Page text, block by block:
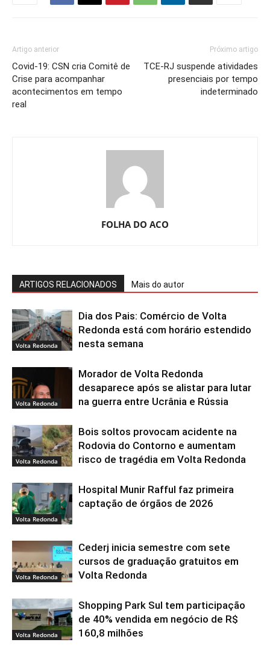
Artigo anterior
Covid-19: CSN cria Comitê de
Crise para acompanhar
acontecimentos em tempo
real
Próximo artigo
TCE-RJ suspende atividades
presenciais por tempo
indeterminado
FOLHA DO ACO
ARTIGOS RELACIONADOS Mais do autor
Volta Redonda
Dia dos Pais: Comércio de Volta
Redonda está com horário estendido
nesta semana
Volta Redonda
Morador de Volta Redonda
desaparece após se alistar para lutar
na guerra entre Ucrânia e Rússia
Volta Redonda
Bois soltos provocam acidente na
Rodovia do Contorno e aumentam
risco de tragédia em Volta Redonda
Volta Redonda
Hospital Munir Rafful faz primeira
captação de órgãos de 2026
Volta Redonda
Cederj inicia semestre com sete
cursos de graduação gratuitos em
Volta Redonda
Volta Redonda
Shopping Park Sul tem participação
de 40% vendida em negócio de R$
160,8 milhões